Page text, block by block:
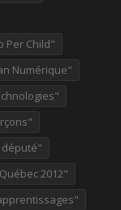
Per Child"
Numérique"
député"
2012"